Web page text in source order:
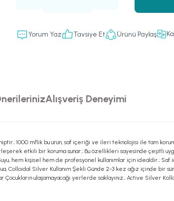
Yorum Yaz Tavsiye Et Ürünü Paylaş
Alışveriş Deneyimi
1000 ml'lik bu ürün, saf içeriği ve ileri teknolojisi ile tam
etkili bir koruma sunar.; Bu özellikleri sayesinde çeşitli
hem kişisel hem de profesyonel kullanımlar için idealdir.;
Silver Kullanım Şekli Günde 2-3 kez ağız içinde bir
Çocukların ulaşamayacağı yerlerde saklayınız.; Active Silver